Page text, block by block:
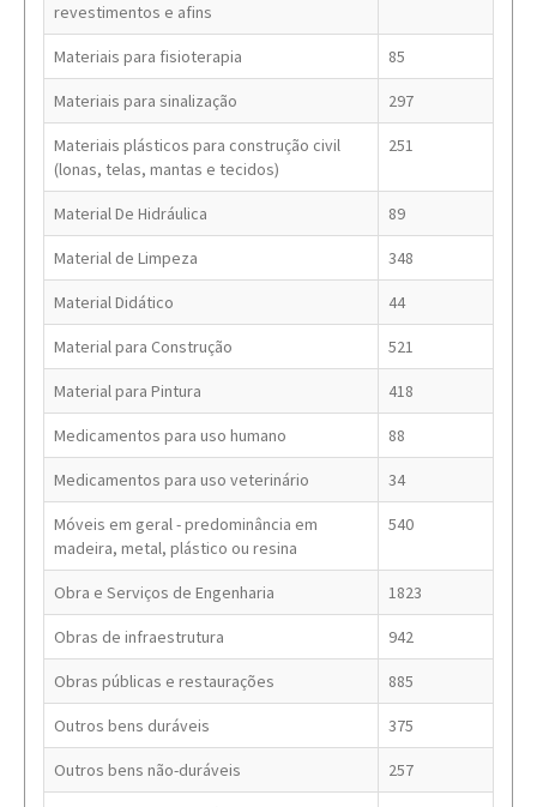
revestimentos e afins
Materiais para fisioterapia 85
Materiais para sinalização 297
Materiais plásticos para construção civil
(lonas, telas, mantas e tecidos)
251
Material De Hidráulica 89
Material de Limpeza 348
Material Didático 44
Material para Construção 521
Material para Pintura 418
Medicamentos para uso humano 88
Medicamentos para uso veterinário 34
Móveis em geral - predominância em
madeira, metal, plástico ou resina
540
Obra e Serviços de Engenharia 1823
Obras de infraestrutura 942
Obras públicas e restaurações 885
Outros bens duráveis 375
Outros bens não-duráveis 257